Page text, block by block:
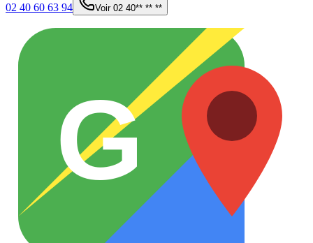
02 40 60 63 94
Voir 02 40** ** **
G